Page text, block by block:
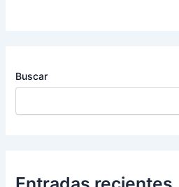
Buscar